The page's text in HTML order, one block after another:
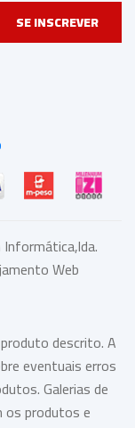
SE INSCREVER
Web
descrito. A
eventuais erros
Galerias de
os produtos e